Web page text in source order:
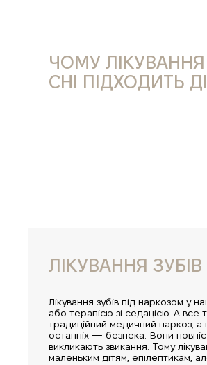
ЧОМУ ЛІКУВАННЯ
СНІ ПІДХОДИТЬ
ЛІКУВАННЯ
Лікування зубів під наркозом у
або терапією зі седацією. А
традиційний медичний наркоз, а
останніх — безпека. Вони
викликають звикання. Тому
маленьким дітям, епілептикам,